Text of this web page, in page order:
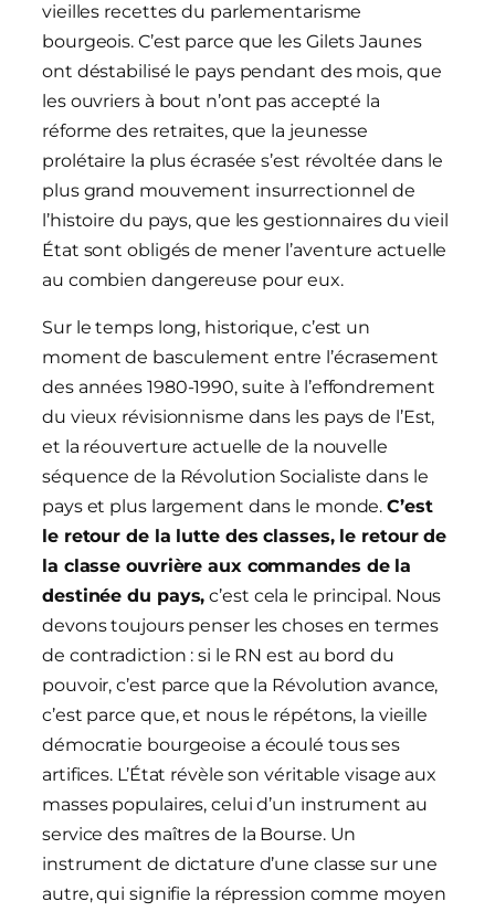
vieilles recettes du parlementarisme
bourgeois. C’est parce que les Gilets Jaunes
ont déstabilisé le pays pendant des mois, que
les ouvriers à bout n’ont pas accepté la
réforme des retraites, que la jeunesse
prolétaire la plus écrasée s’est révoltée dans le
plus grand mouvement insurrectionnel de
l’histoire du pays, que les gestionnaires du vieil
État sont obligés de mener l’aventure actuelle
au combien dangereuse pour eux.
Sur le temps long, historique, c’est un
moment de basculement entre l’écrasement
des années 1980-1990, suite à l’effondrement
du vieux révisionnisme dans les pays de l’Est,
et la réouverture actuelle de la nouvelle
séquence de la Révolution Socialiste dans le
pays et plus largement dans le monde.C’est
le retour de la lutte des classes, le retour de
la classe ouvrière aux commandes de la
destinée du pays, c’est cela le principal. Nous
devons toujours penser les choses en termes
de contradiction : si le RN est au bord du
pouvoir, c’est parce que la Révolution avance,
c’est parce que, et nous le répétons, la vieille
démocratie bourgeoise a écoulé tous ses
artifices. L’État révèle son véritable visage aux
masses populaires, celui d’un instrument au
service des maîtres de la Bourse. Un
instrument de dictature d’une classe sur une
autre, qui signifie la répression comme moyen